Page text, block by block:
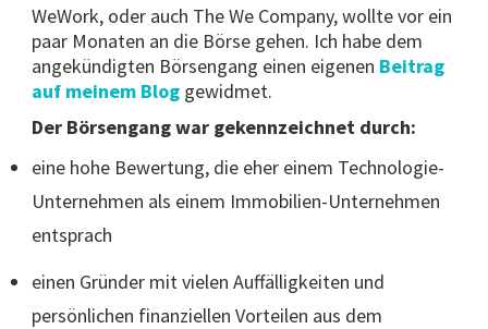
WeWork, oder auch The We Company, wollte vor ein
paar Monaten an die Börse gehen. Ich habe dem
angekündigten Börsengang einen eigenen Beitrag
auf meinem Blog gewidmet.
Der Börsengang war gekennzeichnet durch:
eine hohe Bewertung, die eher einem Technologie-
Unternehmen als einem Immobilien-Unternehmen
entsprach
einen Gründer mit vielen Auffälligkeiten und
persönlichen finanziellen Vorteilen aus dem